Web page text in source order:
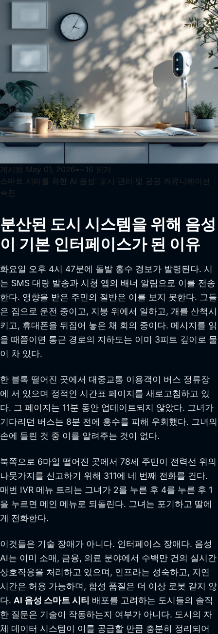
게시됨 May 01, 2026• ~16 읽기
스마트 시티를 위한 AI 음성: 도시 관리 및 공공 커뮤니케이션
촉진
분산된 도시 시스템을 위해 음성
이 기본 인터페이스가 된 이유
화요일 오후 4시 47분에 돌발 홍수 경보가 발령된다. 시
는 SMS 대량 발송과 시청 앱의 배너 알림으로 이를 전송
한다. 영향을 받은 주민의 절반은 이를 보지 못한다. 그들
은 집으로 운전 중이고, 지붕 위에서 일하고, 개를 산책시
키고, 휴대폰을 뒤집어 놓은 채 회의 중이다. 메시지를 읽
을 때쯤이면 통근 경로의 지하도는 이미 3피트 깊이로 물
이 차 있다.
한 블록 떨어진 곳에서 대중교통 이용객이 버스 정류장
에 서 있으며 정적인 시간표 페이지를 새로고침하고 있
다. 그 페이지는 11분 동안 업데이트되지 않았다. 그녀가
기다리던 버스는 8분 전에 홍수를 피해 우회했다. 그녀의
손에 들린 것 중 이를 알려주는 것이 없다.
북쪽으로 6마일 떨어진 곳에서 78세 주민이 전력선 위의
나뭇가지를 신고하기 위해 311에 네 번째 전화를 건다.
매번 IVR 메뉴 트리는 그녀가 2를 누른 후 4를 누른 후 1
을 누르면 메인 메뉴로 되돌린다. 그녀는 포기하고 딸에
게 전화한다.
이것들은 기술 장애가 아니다. 인터페이스 장애다. 음성
AI는 이미 소매, 금융, 의료 분야에서 수백만 건의 실시간
상호작용을 처리하고 있으며, 인프라는 성숙하고, 지연
시간은 허용 가능하며, 합성 품질은 더 이상 로봇 같지 않
다. AI 음성 스마트 시티 배포를 고려하는 도시들의 솔직
한 질문은 기술이 작동하는지 여부가 아니다. 도시의 자
체 데이터 시스템이 이를 공급할 만큼 충분히 정리되어